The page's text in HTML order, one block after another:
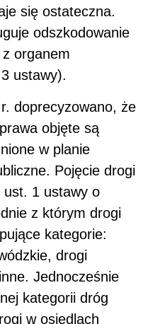
się ostateczna.
odszkodowanie
organem
ustawy).
doprecyzowano, że
objęte są
w planie
Pojęcie drogi
ust. 1 ustawy o
z którym drogi
kategorie:
drogi
Jednocześnie
kategorii dróg
w osiedlach